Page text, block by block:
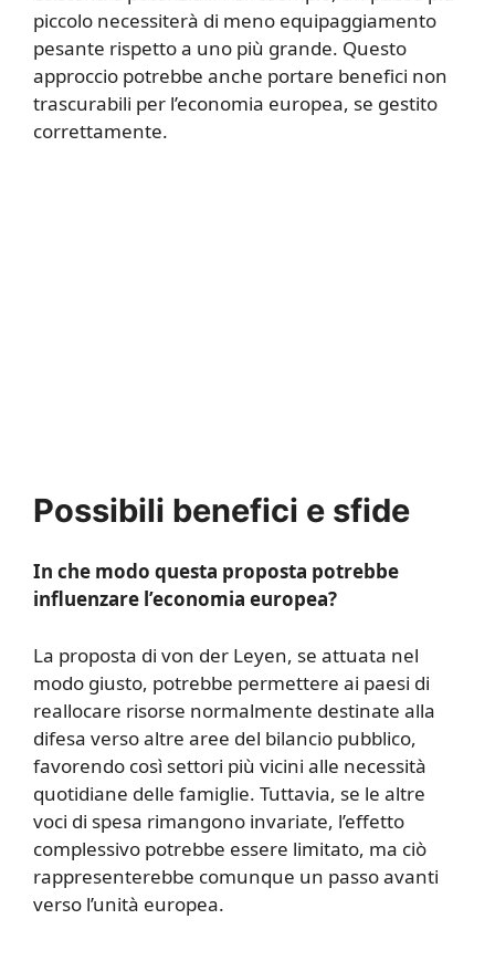
piccolo necessiterà di meno equipaggiamento
pesante rispetto a uno più grande. Questo
approccio potrebbe anche portare benefici non
trascurabili per l’economia europea, se gestito
correttamente.
Possibili benefici e sfide
In che modo questa proposta potrebbe
influenzare l’economia europea?
La proposta di von der Leyen, se attuata nel
modo giusto, potrebbe permettere ai paesi di
reallocare risorse normalmente destinate alla
difesa verso altre aree del bilancio pubblico,
favorendo così settori più vicini alle necessità
quotidiane delle famiglie. Tuttavia, se le altre
voci di spesa rimangono invariate, l’effetto
complessivo potrebbe essere limitato, ma ciò
rappresenterebbe comunque un passo avanti
verso l’unità europea.